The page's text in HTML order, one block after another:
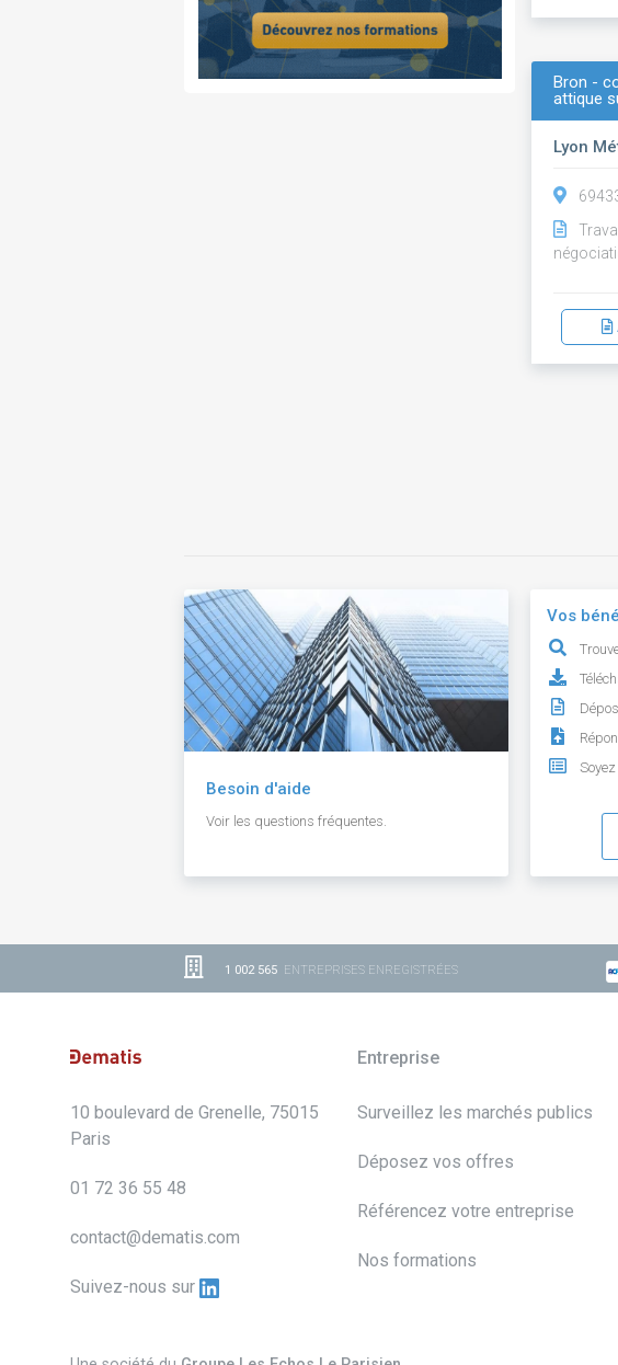
Bron -
attique
Lyon
Besoin d'aide
Voir les questions fréquentes.
Vos
1 002 565 ENTREPRISES ENREGISTRÉES
10 boulevard de Grenelle, 75015
Paris
01 72 36 55 48
contact@dematis.com
Suivez-nous sur
Entreprise
Surveillez les marchés publics
Déposez vos offres
Référencez votre entreprise
Nos formations